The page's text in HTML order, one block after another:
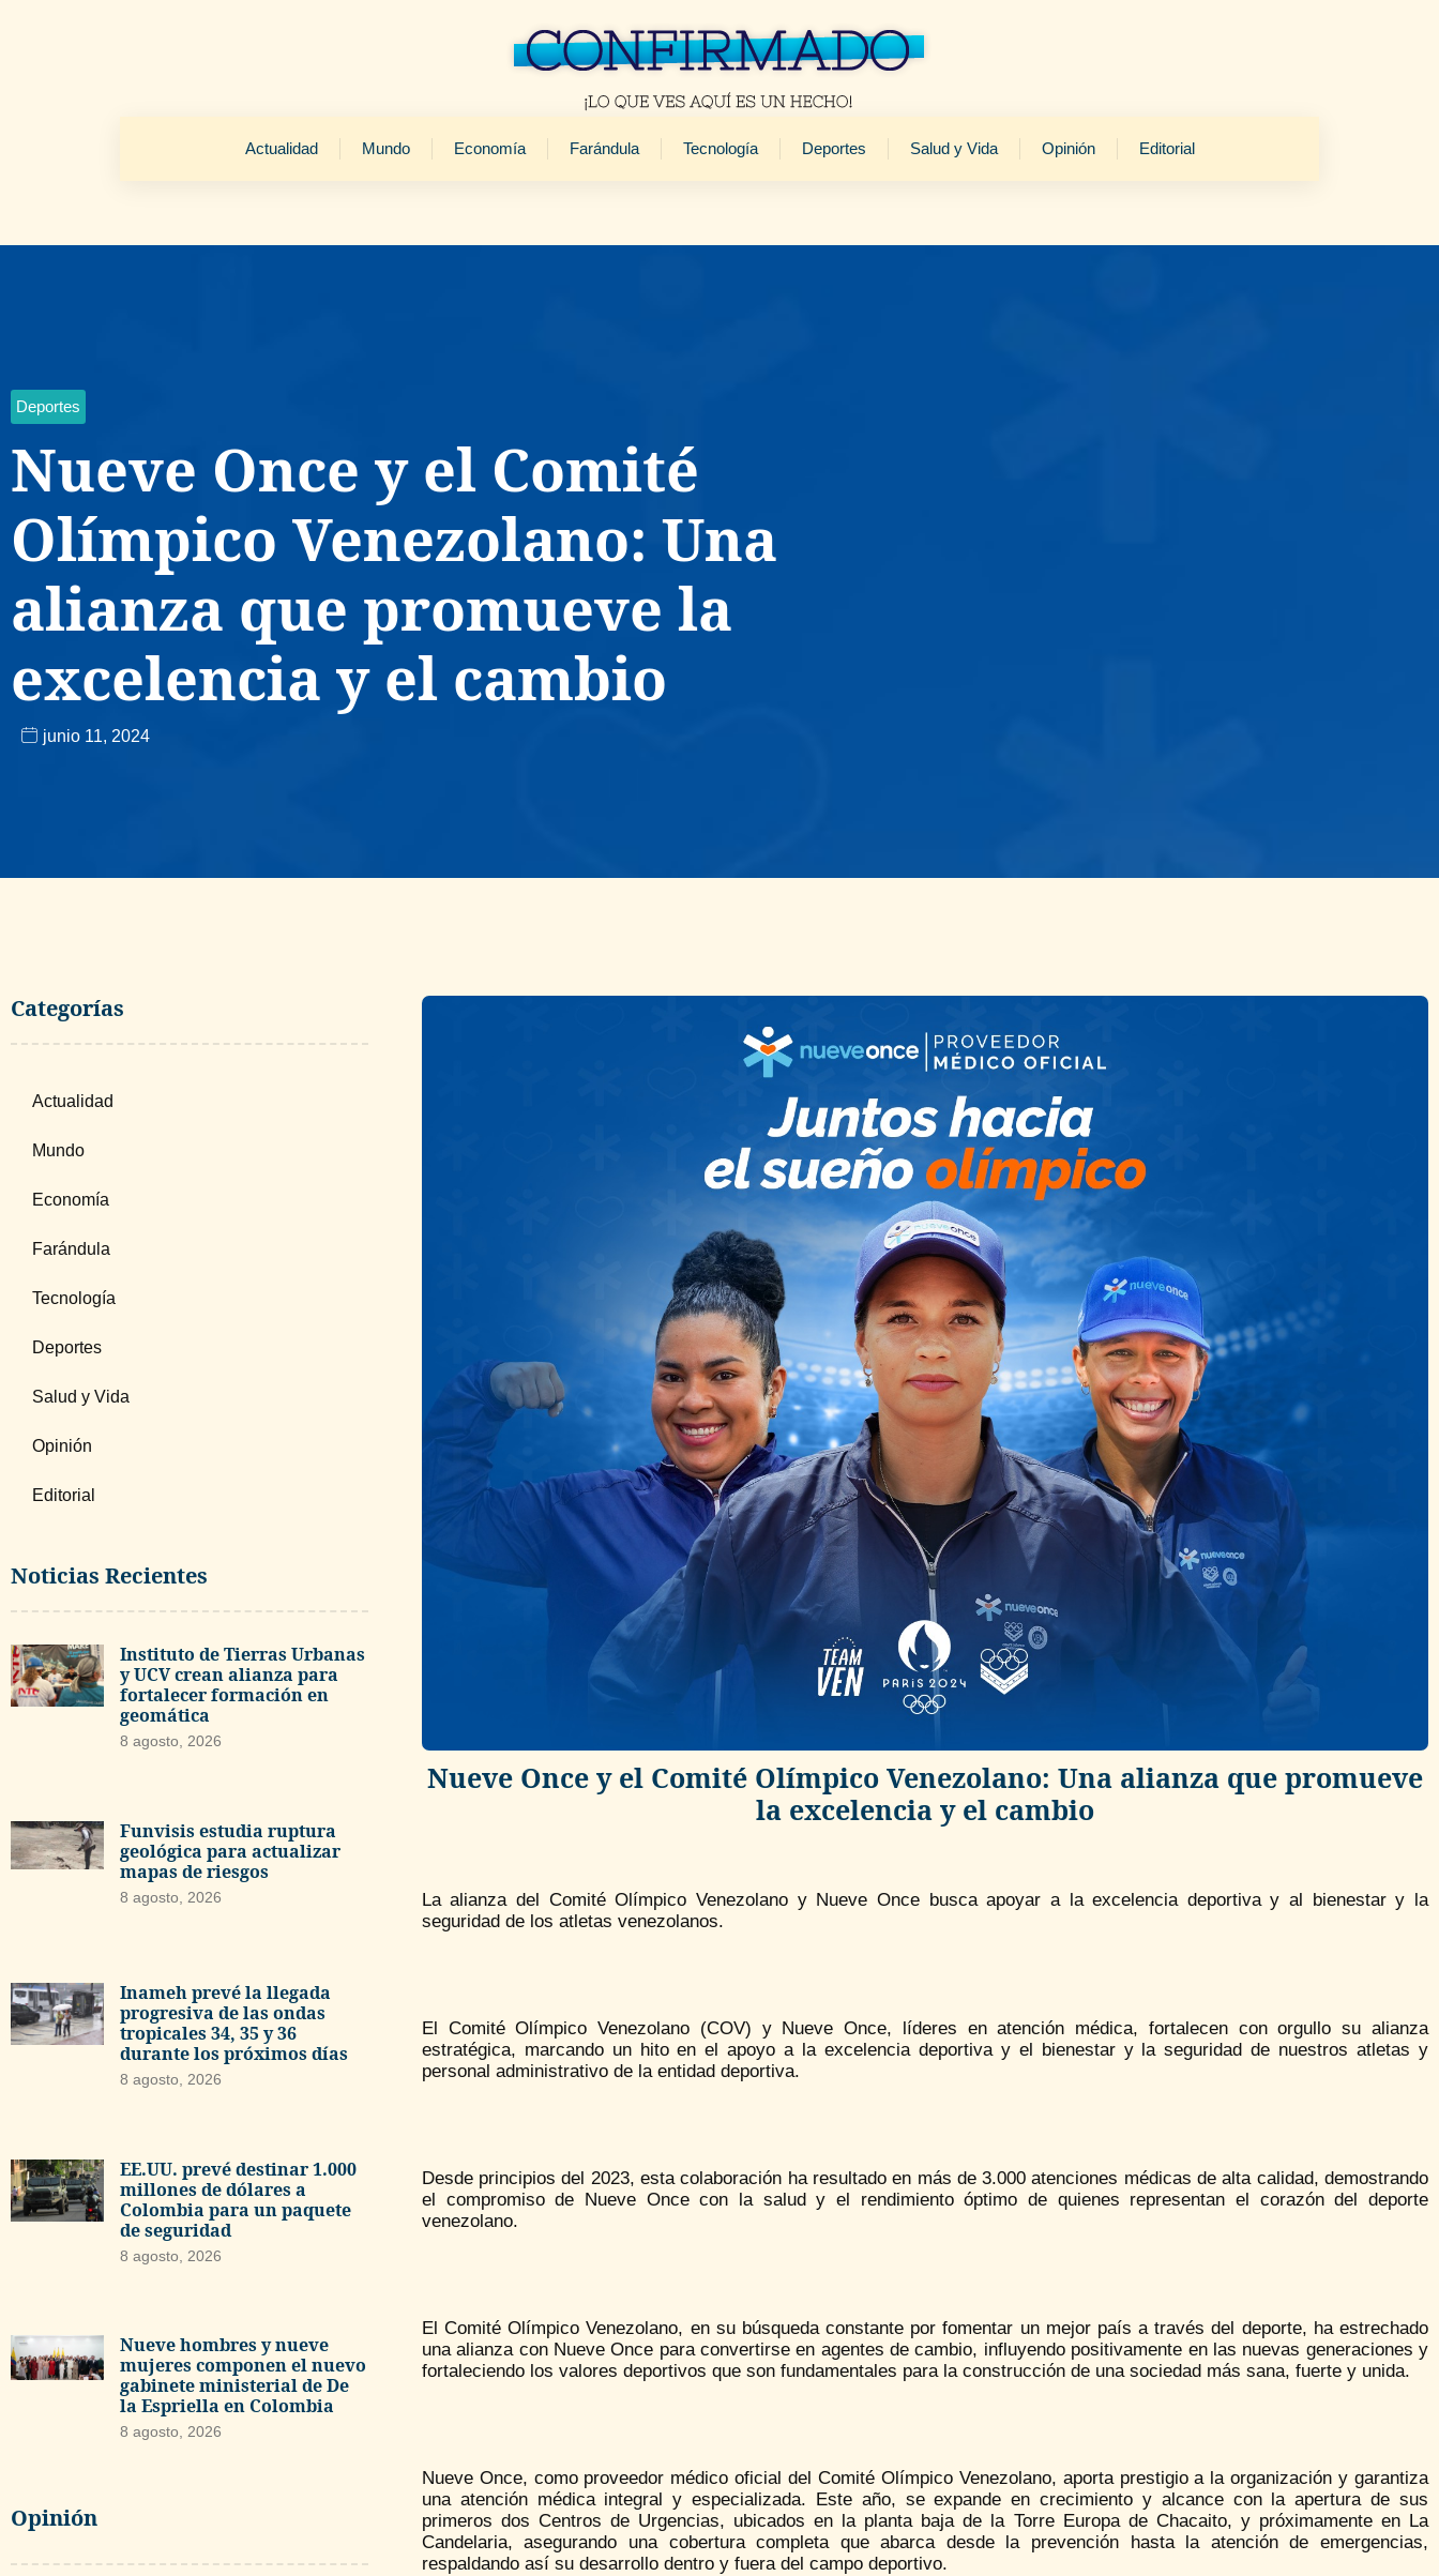
Actualidad Mundo Economía Farándula Tecnología Deportes Salud y Vida Opinión Editorial
Deportes
Nueve Once y el Comité
Olímpico Venezolano: Una
alianza que promueve la
excelencia y el cambio
junio 11, 2024
Categorías
Actualidad
Mundo
Economía
Farándula
Tecnología
Deportes
Salud y Vida
Opinión
Editorial
Noticias Recientes
Instituto de Tierras Urbanas
y UCV crean alianza para
fortalecer formación en
geomática
8 agosto, 2026
Funvisis estudia ruptura
geológica para actualizar
mapas de riesgos
8 agosto, 2026
Inameh prevé la llegada
progresiva de las ondas
tropicales 34, 35 y 36
durante los próximos días
8 agosto, 2026
EE.UU. prevé destinar 1.000
millones de dólares a
Colombia para un paquete
de seguridad
8 agosto, 2026
Nueve hombres y nueve
mujeres componen el nuevo
gabinete ministerial de De
la Espriella en Colombia
8 agosto, 2026
Opinión
Nueve Once y el Comité Olímpico Venezolano: Una alianza que promueve
la excelencia y el cambio
La alianza del Comité Olímpico Venezolano y Nueve Once busca apoyar a la excelencia deportiva y al bienestar y la
seguridad de los atletas venezolanos.
El Comité Olímpico Venezolano (COV) y Nueve Once, líderes en atención médica, fortalecen con orgullo su alianza
estratégica, marcando un hito en el apoyo a la excelencia deportiva y el bienestar y la seguridad de nuestros atletas y
personal administrativo de la entidad deportiva.
Desde principios del 2023, esta colaboración ha resultado en más de 3.000 atenciones médicas de alta calidad, demostrando
el compromiso de Nueve Once con la salud y el rendimiento óptimo de quienes representan el corazón del deporte
venezolano.
El Comité Olímpico Venezolano, en su búsqueda constante por fomentar un mejor país a través del deporte, ha estrechado
una alianza con Nueve Once para convertirse en agentes de cambio, influyendo positivamente en las nuevas generaciones y
fortaleciendo los valores deportivos que son fundamentales para la construcción de una sociedad más sana, fuerte y unida.
Nueve Once, como proveedor médico oficial del Comité Olímpico Venezolano, aporta prestigio a la organización y garantiza
una atención médica integral y especializada. Este año, se expande en crecimiento y alcance con la apertura de sus
primeros dos Centros de Urgencias, ubicados en la planta baja de la Torre Europa de Chacaito, y próximamente en La
Candelaria, asegurando una cobertura completa que abarca desde la prevención hasta la atención de emergencias,
respaldando así su desarrollo dentro y fuera del campo deportivo.